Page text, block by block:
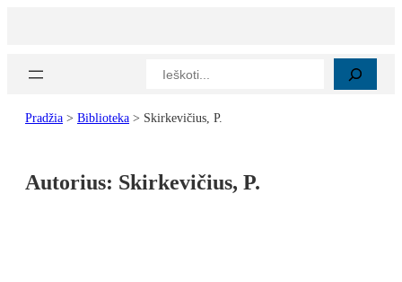
Paieška
Pradžia > Biblioteka > Skirkevičius, P.
Autorius: Skirkevičius, P.